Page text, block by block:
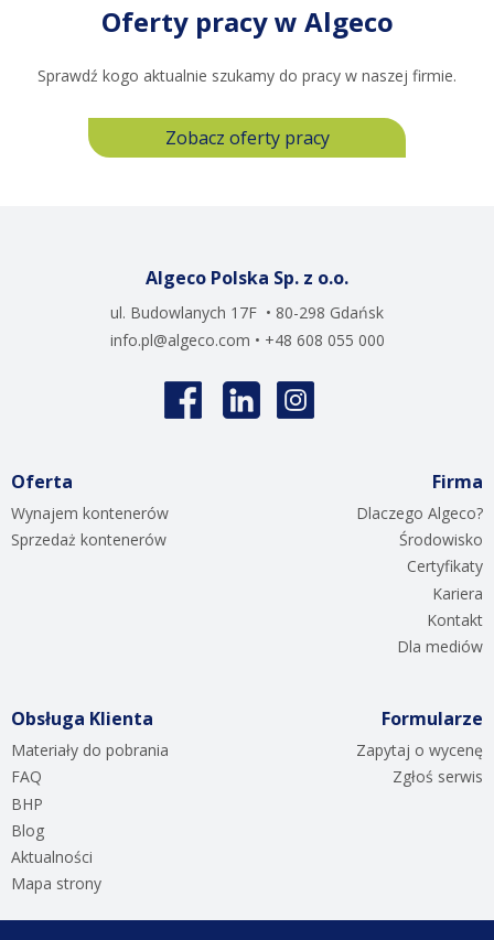
Oferty pracy w Algeco
Sprawdź kogo aktualnie szukamy do pracy w naszej firmie.
Zobacz oferty pracy
Algeco Polska Sp. z o.o.
ul. Budowlanych 17F • 80-298 Gdańsk
info.pl@algeco.com • +48 608 055 000
Oferta
Wynajem kontenerów
Sprzedaż kontenerów
Firma
Dlaczego Algeco?
Środowisko
Certyfikaty
Kariera
Kontakt
Dla mediów
Obsługa Klienta
Materiały do pobrania
FAQ
BHP
Blog
Aktualności
Mapa strony
Formularze
Zapytaj o wycenę
Zgłoś serwis